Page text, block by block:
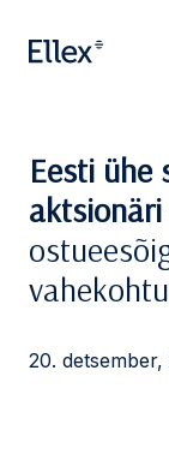
Eesti ühe
aktsionäri
20. detsember,